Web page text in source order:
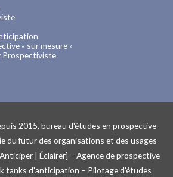
« sur mesure »
Prospectiviste
2015, bureau d'études en prospective
du futur des organisations et des usages
| Éclairer] – Agence de prospective
tanks d'anticipation – Pilotage d'études